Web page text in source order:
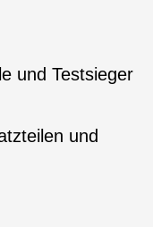
und Testsieger
und